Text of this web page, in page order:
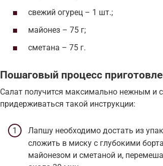
свежий огурец – 1 шт.;
майонез – 75 г;
сметана – 75 г.
Пошаговый процесс
Салат получится максимально нежным и
придерживаться такой инструкции:
Лапшу необходимо достать из
сложить в миску с глубокими
майонезом и сметаной и,